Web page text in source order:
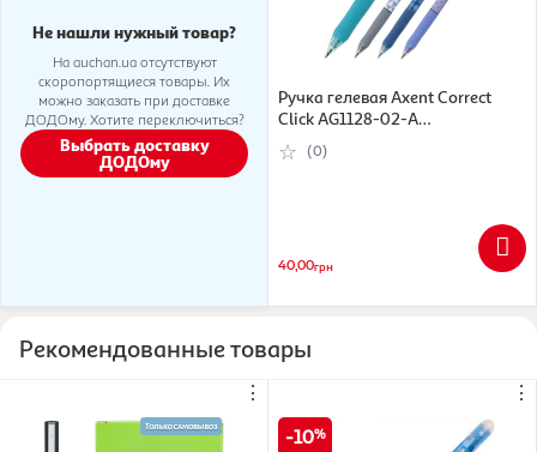
Не нашли нужный товар?
На auchan.ua отсутствуют
скоропортящиеся товары. Их
можно заказать при доставке
ДОДОму. Хотите переключиться?
Выбрать доставку
ДОДОму
Ручка гелевая Axent Correct
Click AG1128-02-A
автоматическая, пиши-стирай,
0.5 мм синий, в ассортименте
(0)
40,00грн
Рекомендованные товары
⋮
⋮
10